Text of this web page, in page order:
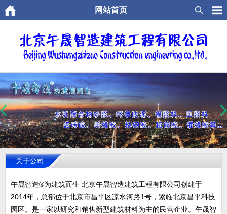
网站首页
关于公司
午晟智造®为建筑而生 北京午晟智造建筑工程有限公司创建于
2014年，总部位于北京市昌平区凉水河路1号，紧临北京昌平科技
园区。是一家以研究和销售新型建筑材料为主的民营企业。午晟智